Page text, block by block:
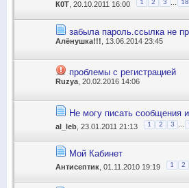
К0Т , 20.10.2011 16:00 1 2 3 18
забыла пароль.ссылка не
Алёнушка!!! , 13.06.2014 23:45
проблемы с регистрацией
Ruzya, 20.02.2016 14:06
Не могу писать сообщения
al_leb , 23.01.2011 21:13 1 2 3
Мой Кабинет
Антисептик , 01.11.2010 19:19 1 2